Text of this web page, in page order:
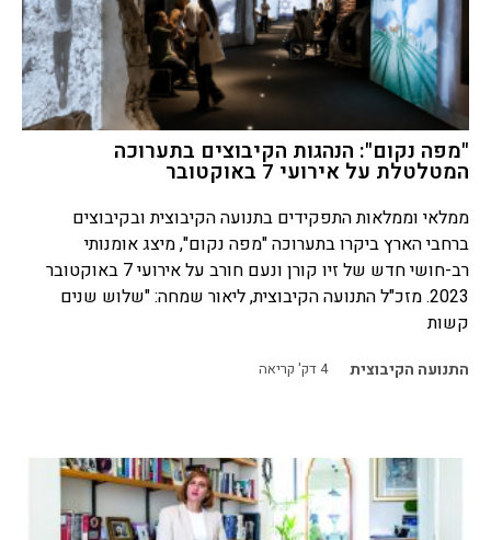
"מפה נקום": הנהגות הקיבוצים בתערוכה
המטלטלת על אירועי 7 באוקטובר
ממלאי וממלאות התפקידים בתנועה הקיבוצית ובקיבוצים
ברחבי הארץ ביקרו בתערוכה "מפה נקום", מיצג אומנותי
רב-חושי חדש של זיו קורן ונעם חורב על אירועי 7 באוקטובר
2023. מזכ"ל התנועה הקיבוצית, ליאור שמחה: "שלוש שנים
קשות
התנועה הקיבוצית 4דק' קריאה